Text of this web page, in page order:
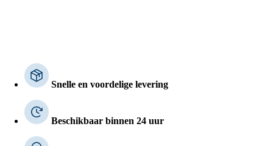
Snelle en voordelige levering
Beschikbaar binnen 24 uur